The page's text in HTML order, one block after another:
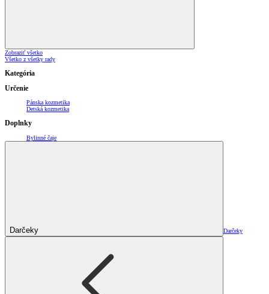
Zobraziť všetko
Všetko z všetky rady
Kategória
Určenie
Pánska kozmetika
Detská kozmetika
Doplnky
Bylinné čaje
Darčeky Darčeky